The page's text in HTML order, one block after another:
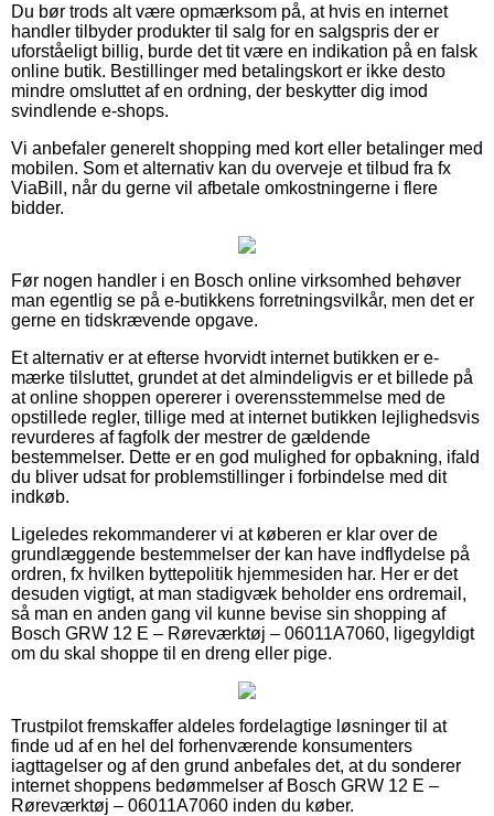
Du bør trods alt være opmærksom på, at hvis en internet
handler tilbyder produkter til salg for en salgspris der er
uforståeligt billig, burde det tit være en indikation på en falsk
online butik. Bestillinger med betalingskort er ikke desto
mindre omsluttet af en ordning, der beskytter dig imod
svindlende e-shops.
Vi anbefaler generelt shopping med kort eller betalinger med
mobilen. Som et alternativ kan du overveje et tilbud fra fx
ViaBill, når du gerne vil afbetale omkostningerne i flere
bidder.
Før nogen handler i en Bosch online virksomhed behøver
man egentlig se på e-butikkens forretningsvilkår, men det er
gerne en tidskrævende opgave.
Et alternativ er at efterse hvorvidt internet butikken er e-
mærke tilsluttet, grundet at det almindeligvis er et billede på
at online shoppen opererer i overensstemmelse med de
opstillede regler, tillige med at internet butikken lejlighedsvis
revurderes af fagfolk der mestrer de gældende
bestemmelser. Dette er en god mulighed for opbakning, ifald
du bliver udsat for problemstillinger i forbindelse med dit
indkøb.
Ligeledes rekommanderer vi at køberen er klar over de
grundlæggende bestemmelser der kan have indflydelse på
ordren, fx hvilken byttepolitik hjemmesiden har. Her er det
desuden vigtigt, at man stadigvæk beholder ens ordremail,
så man en anden gang vil kunne bevise sin shopping af
Bosch GRW 12 E – Røreværktøj – 06011A7060, ligegyldigt
om du skal shoppe til en dreng eller pige.
Trustpilot fremskaffer aldeles fordelagtige løsninger til at
finde ud af en hel del forhenværende konsumenters
iagttagelser og af den grund anbefales det, at du sonderer
internet shoppens bedømmelser af Bosch GRW 12 E –
Røreværktøj – 06011A7060 inden du køber.